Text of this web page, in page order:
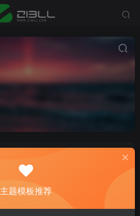
再见 360doc！又一个青春回忆落幕，
那些陪伴我们的旧网站，终究藏进了时
资讯动态
2个月前
主题模板推荐